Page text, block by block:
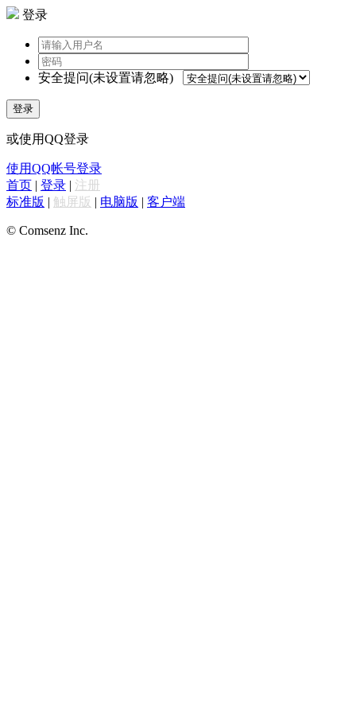
登录
安全提问(未设置请忽略)
登录
或使用QQ登录
使用QQ帐号登录
首页 | 登录 | 注册
标准版 | 触屏版 | 电脑版 | 客户端
© Comsenz Inc.